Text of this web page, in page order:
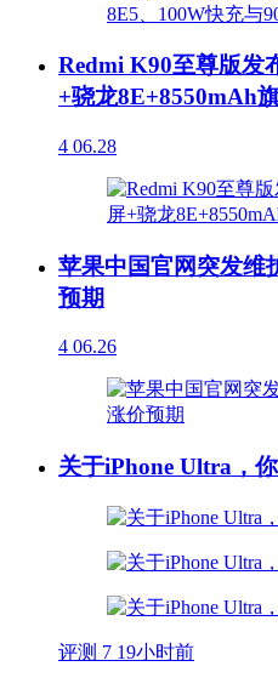
Redmi K90至尊版发
+骁龙8E+8550mAh
4 06.28
苹果中国官网突发维
预期
4 06.26
关于iPhone Ultra，
评测 7 19小时前